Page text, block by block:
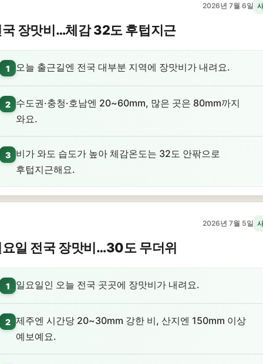
2026년 7월 6일
장맛비…체감 32도 후텁지근
1 오늘 출근길엔 전국 대부분 지역에 장맛비가 내려요.
2
수도권·충청·호남엔 20~60mm, 많은 곳은 80mm까지
와요.
3
비가 와도 습도가 높아 체감온도는 32도 안팎으로
후텁지근해요.
2026년 7월 5일
일 전국 장맛비…30도 무더위
1 일요일인 오늘 전국 곳곳에 장맛비가 내려요.
2 제주엔 시간당 20~30mm 강한 비, 산지엔 150mm 이상
예보예요.